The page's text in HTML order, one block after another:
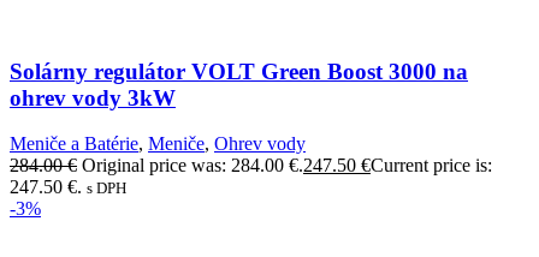
Solárny regulátor VOLT Green Boost 3000 na
ohrev vody 3kW
Meniče a Batérie, Meniče, Ohrev vody
284.00€ Original price was: 284.00 €.247.50 €Current price is:
247.50 €. s DPH
-3%